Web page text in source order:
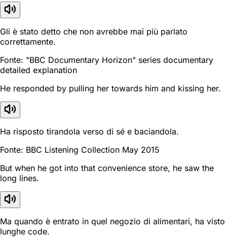
Gli è stato detto che non avrebbe mai più parlato
correttamente.
Fonte: "BBC Documentary Horizon" series documentary
detailed explanation
He responded by pulling her towards him and kissing her.
Ha risposto tirandola verso di sé e baciandola.
Fonte: BBC Listening Collection May 2015
But when he got into that convenience store, he saw the
long lines.
Ma quando è entrato in quel negozio di alimentari, ha visto
lunghe code.